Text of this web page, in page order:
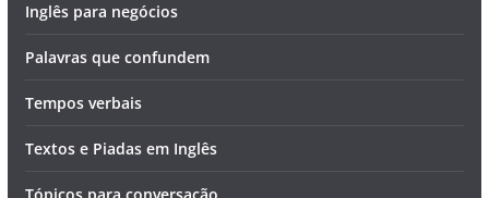
Inglês para negócios
Palavras que confundem
Tempos verbais
Textos e Piadas em Inglês